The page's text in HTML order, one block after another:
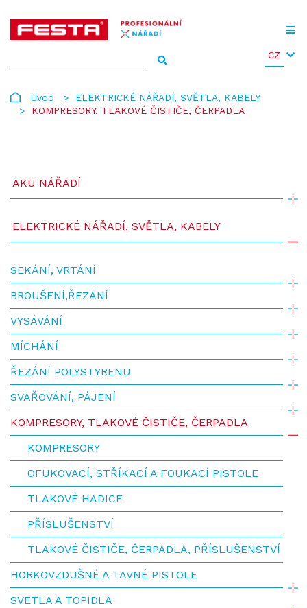
CZ
Úvod
ELEKTRICKÉ NÁŘADÍ, SVĚTLA, KABELY
KOMPRESORY, TLAKOVÉ ČISTIČE, ČERPADLA
AKU NÁŘADÍ
ELEKTRICKÉ NÁŘADÍ, SVĚTLA, KABELY
SEKÁNÍ, VRTÁNÍ
BROUŠENÍ,ŘEZÁNÍ
VYSÁVÁNÍ
MÍCHÁNÍ
ŘEZÁNÍ POLYSTYRENU
SVAŘOVÁNÍ, PÁJENÍ
KOMPRESORY, TLAKOVÉ ČISTIČE, ČERPADLA
KOMPRESORY
OFUKOVACÍ, STŘÍKACÍ A FOUKACÍ PISTOLE
TLAKOVÉ HADICE
PŘÍSLUŠENSTVÍ
TLAKOVÉ ČISTIČE, ČERPADLA, PŘÍSLUŠENSTVÍ
HORKOVZDUŠNÉ A TAVNÉ PISTOLE
SVETLA A TOPIDLA